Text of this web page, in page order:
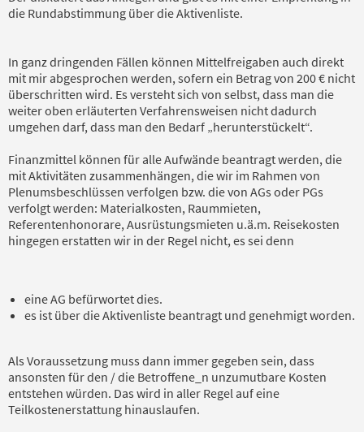
die Rundabstimmung über die Aktivenliste.
In ganz dringenden Fällen können Mittelfreigaben auch direkt
mit mir abgesprochen werden, sofern ein Betrag von 200 € nicht
überschritten wird. Es versteht sich von selbst, dass man die
weiter oben erläuterten Verfahrensweisen nicht dadurch
umgehen darf, dass man den Bedarf „herunterstückelt“.
Finanzmittel können für alle Aufwände beantragt werden, die
mit Aktivitäten zusammenhängen, die wir im Rahmen von
Plenumsbeschlüssen verfolgen bzw. die von AGs oder PGs
verfolgt werden: Materialkosten, Raummieten,
Referentenhonorare, Ausrüstungsmieten u.ä.m. Reisekosten
hingegen erstatten wir in der Regel nicht, es sei denn
eine AG befürwortet dies.
es ist über die Aktivenliste beantragt und genehmigt worden.
Als Voraussetzung muss dann immer gegeben sein, dass
ansonsten für den / die Betroffene_n unzumutbare Kosten
entstehen würden. Das wird in aller Regel auf eine
Teilkostenerstattung hinauslaufen.